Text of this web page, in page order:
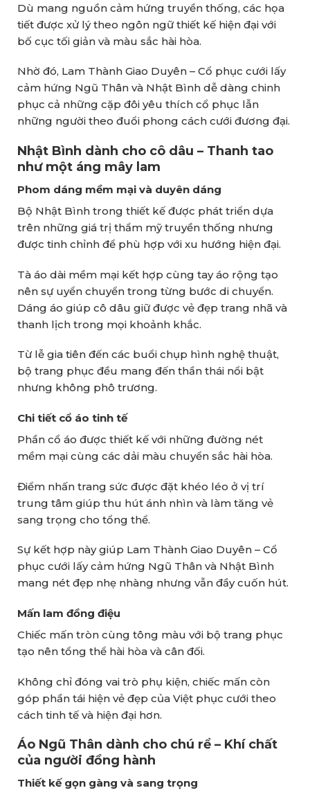
Dù mang nguồn cảm hứng truyền thống, các họa
tiết được xử lý theo ngôn ngữ thiết kế hiện đại với
bố cục tối giản và màu sắc hài hòa.
Nhờ đó, Lam Thành Giao Duyên – Cổ phục cưới lấy
cảm hứng Ngũ Thân và Nhật Bình dễ dàng chinh
phục cả những cặp đôi yêu thích cổ phục lẫn
những người theo đuổi phong cách cưới đương đại.
Nhật Bình dành cho cô dâu – Thanh tao
như một áng mây lam
Phom dáng mềm mại và duyên dáng
Bộ Nhật Bình trong thiết kế được phát triển dựa
trên những giá trị thẩm mỹ truyền thống nhưng
được tinh chỉnh để phù hợp với xu hướng hiện đại.
Tà áo dài mềm mại kết hợp cùng tay áo rộng tạo
nên sự uyển chuyển trong từng bước di chuyển.
Dáng áo giúp cô dâu giữ được vẻ đẹp trang nhã và
thanh lịch trong mọi khoảnh khắc.
Từ lễ gia tiên đến các buổi chụp hình nghệ thuật,
bộ trang phục đều mang đến thần thái nổi bật
nhưng không phô trương.
Chi tiết cổ áo tinh tế
Phần cổ áo được thiết kế với những đường nét
mềm mại cùng các dải màu chuyển sắc hài hòa.
Điểm nhấn trang sức được đặt khéo léo ở vị trí
trung tâm giúp thu hút ánh nhìn và làm tăng vẻ
sang trọng cho tổng thể.
Sự kết hợp này giúp Lam Thành Giao Duyên – Cổ
phục cưới lấy cảm hứng Ngũ Thân và Nhật Bình
mang nét đẹp nhẹ nhàng nhưng vẫn đầy cuốn hút.
Mấn lam đồng điệu
Chiếc mấn tròn cùng tông màu với bộ trang phục
tạo nên tổng thể hài hòa và cân đối.
Không chỉ đóng vai trò phụ kiện, chiếc mấn còn
góp phần tái hiện vẻ đẹp của Việt phục cưới theo
cách tinh tế và hiện đại hơn.
Áo Ngũ Thân dành cho chú rể – Khí chất
của người đồng hành
Thiết kế gọn gàng và sang trọng